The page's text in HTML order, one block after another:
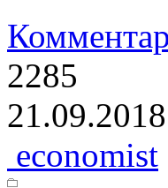
2285
economist